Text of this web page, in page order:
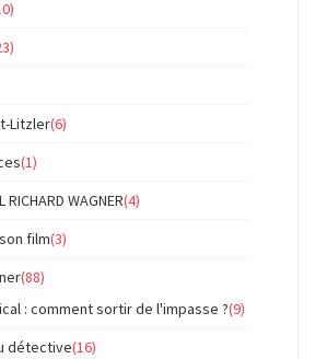
Litzler(6)
(1)
RICHARD WAGNER(4)
film(3)
(88)
: comment sortir de l'impasse ?(9)
détective(16)